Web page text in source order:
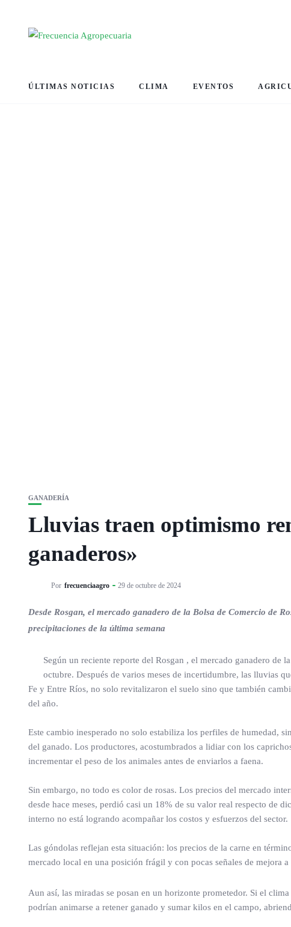
ÚLTIMAS NOTICIAS CLIMA EVENTOS
GANADERÍA
Lluvias traen optimismo
ganaderos»
Por frecuenciaagro 29 de octubre de 2024
Desde Rosgan, el mercado ganadero de la Bolsa de Comercio de
precipitaciones de la última semana
Según un reciente reporte del Rosgan , el mercado ganadero de
octubre. Después de varios meses de incertidumbre, las lluvias
Fe y Entre Ríos, no solo revitalizaron el suelo sino que también
del año.
Este cambio inesperado no solo estabiliza los perfiles de humedad,
del ganado. Los productores, acostumbrados a lidiar con los
incrementar el peso de los animales antes de enviarlos a faena.
Sin embargo, no todo es color de rosas. Los precios del mercado
desde hace meses, perdió casi un 18% de su valor real respecto de
interno no está logrando acompañar los costos y esfuerzos del sector.
Las góndolas reflejan esta situación: los precios de la carne en
mercado local en una posición frágil y con pocas señales de mejora
Aun así, las miradas se posan en un horizonte prometedor. Si el
podrían animarse a retener ganado y sumar kilos en el campo,